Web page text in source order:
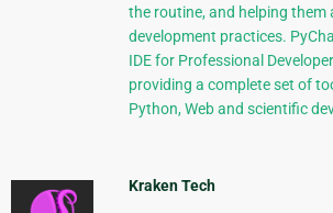
the routine, and helping them
development practices.
IDE for Professional
providing a complete set of
Python, Web and scientific
Kraken Tech